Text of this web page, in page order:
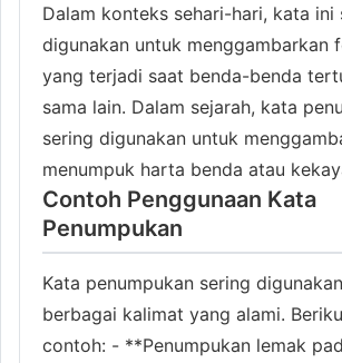
Dalam konteks sehari-hari, kata ini
digunakan untuk menggambarkan
yang terjadi saat benda-benda
sama lain. Dalam sejarah, kata
sering digunakan untuk
menumpuk harta benda atau
Contoh Penggunaan Kata
Penumpukan
Kata penumpukan sering
berbagai kalimat yang alami.
contoh: - **Penumpukan lemak